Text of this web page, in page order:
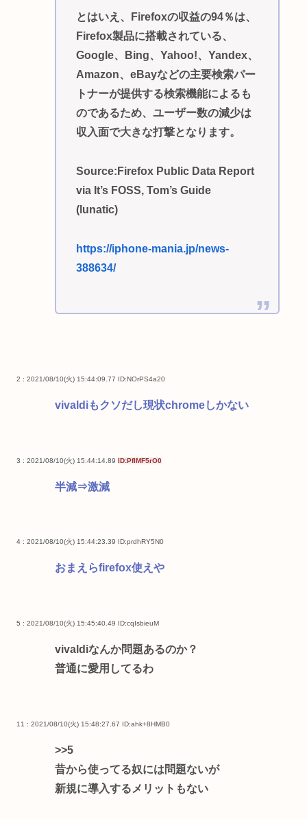
とはいえ、Firefoxの収益の94％は、
Firefox製品に搭載されている、
Google、Bing、Yahoo!、Yandex、
Amazon、eBayなどの主要検索パー
トナーが提供する検索機能によるも
のであるため、ユーザー数の減少は
収入面で大きな打撃となります。
Source:Firefox Public Data Report
via It’s FOSS, Tom’s Guide
(lunatic)
https://iphone-mania.jp/news-
388634/
2 : 2021/08/10(火) 15:44:09.77 ID:NOrPS4a20
vivaldiもクソだし現状chromeしかない
3 : 2021/08/10(火) 15:44:14.89 ID:PfIMF5rO0
半減⇒激減
4 : 2021/08/10(火) 15:44:23.39 ID:prdhRY5N0
おまえらfirefox使えや
5 : 2021/08/10(火) 15:45:40.49 ID:cqIsbieuM
vivaldiなんか問題あるのか？
普通に愛用してるわ
11 : 2021/08/10(火) 15:48:27.67 ID:ahk+8HMB0
>>5
昔から使ってる奴には問題ないが
新規に導入するメリットもない